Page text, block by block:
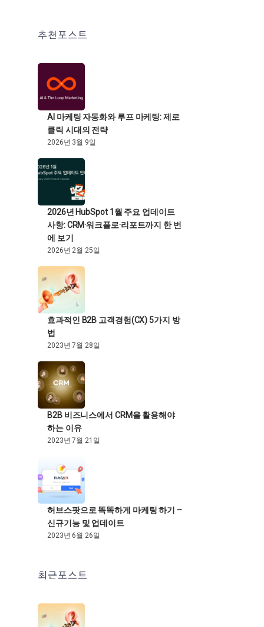
추천포스트
AI 마케팅 자동화와 루프 마케팅: 제로
클릭 시대의 전략
2026년 3월 9일
2026년 HubSpot 1월 주요 업데이트
사항: CRM·워크플로·리포트까지 한 번
에 보기
2026년 2월 25일
효과적인 B2B 고객경험(CX) 5가지 방
법
2023년 7월 28일
B2B 비즈니스에서 CRM을 활용해야
하는 이유
2023년 7월 21일
허브스팟으로 똑똑하게 마케팅 하기 –
신규기능 및 업데이트
2023년 6월 26일
최근포스트